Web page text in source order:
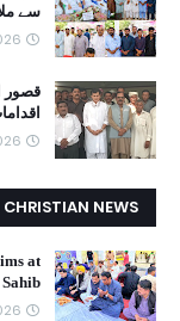
سے
قصور
CHRISTIAN NEWS
at